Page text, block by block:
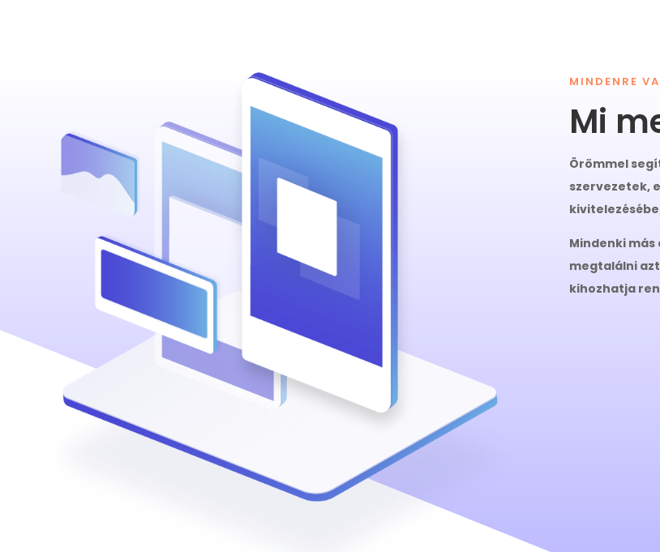
MINDENRE
Mi
Örömmel
szervezetek,
Mindenki
megtalálni
kihozhatja